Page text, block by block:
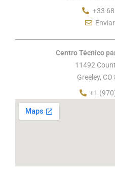
+33
Centro Técnico
11492
Greeley,
+1